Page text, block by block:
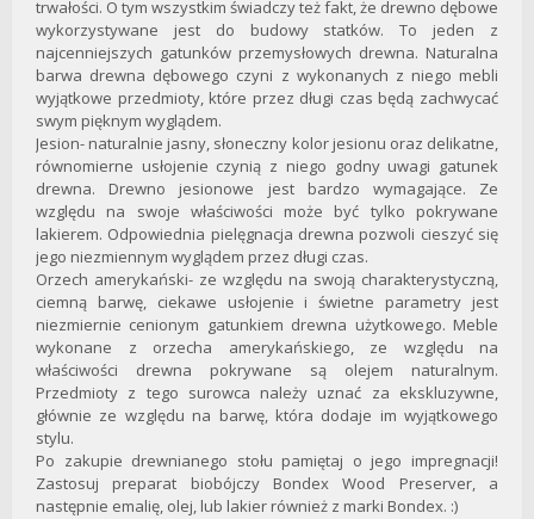
trwałości. O tym wszystkim świadczy też fakt, że drewno dębowe
wykorzystywane jest do budowy statków. To jeden z
najcenniejszych gatunków przemysłowych drewna. Naturalna
barwa drewna dębowego czyni z wykonanych z niego mebli
wyjątkowe przedmioty, które przez długi czas będą zachwycać
swym pięknym wyglądem.
Jesion- naturalnie jasny, słoneczny kolor jesionu oraz delikatne,
równomierne usłojenie czynią z niego godny uwagi gatunek
drewna. Drewno jesionowe jest bardzo wymagające. Ze
względu na swoje właściwości może być tylko pokrywane
lakierem. Odpowiednia pielęgnacja drewna pozwoli cieszyć się
jego niezmiennym wyglądem przez długi czas.
Orzech amerykański- ze względu na swoją charakterystyczną,
ciemną barwę, ciekawe usłojenie i świetne parametry jest
niezmiernie cenionym gatunkiem drewna użytkowego. Meble
wykonane z orzecha amerykańskiego, ze względu na
właściwości drewna pokrywane są olejem naturalnym.
Przedmioty z tego surowca należy uznać za ekskluzywne,
głównie ze względu na barwę, która dodaje im wyjątkowego
stylu.
Po zakupie drewnianego stołu pamiętaj o jego impregnacji!
Zastosuj preparat biobójczy Bondex Wood Preserver, a
następnie emalię, olej, lub lakier również z marki Bondex. :)